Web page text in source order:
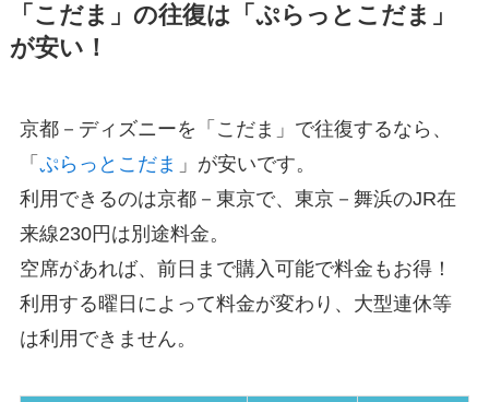
「こだま」の往復は「ぷらっとこだま」
が安い！
京都－ディズニーを「こだま」で往復するなら、
「 ぷらっとこだま 」が安いです。
利用できるのは京都－東京で、東京－舞浜のJR在
来線230円は別途料金。
空席があれば、前日まで購入可能で料金もお得！
利用する曜日によって料金が変わり、大型連休等
は利用できません。